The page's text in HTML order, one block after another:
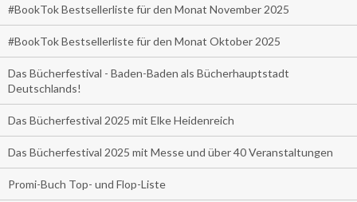
#BookTok Bestsellerliste für den Monat November 2025
#BookTok Bestsellerliste für den Monat Oktober 2025
Das Bücherfestival - Baden-Baden als Bücherhauptstadt
Deutschlands!
Das Bücherfestival 2025 mit Elke Heidenreich
Das Bücherfestival 2025 mit Messe und über 40 Veranstaltungen
Promi-Buch Top- und Flop-Liste